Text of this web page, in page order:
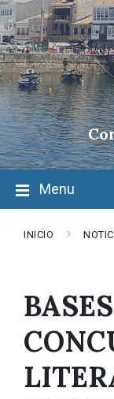
Skip
to
content
Skip
to
main
navigation
Skip
to
footer
Menu
INICIO